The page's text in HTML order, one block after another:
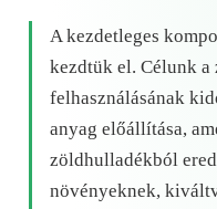
A kezdetleges
kezdtük el. Célunk a
felhasználásának
anyag előállítása,
zöldhulladékból
növényeknek,